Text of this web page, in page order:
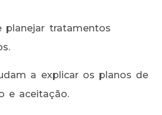
planejar tratamentos
a explicar os planos de
e aceitação.